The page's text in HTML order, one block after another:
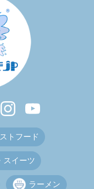
トフード
スイーツ
ラーメン